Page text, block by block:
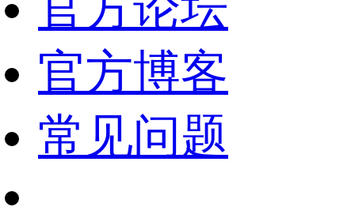
官方博客
常见问题